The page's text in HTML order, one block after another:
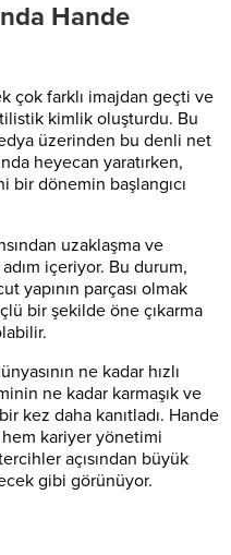
Hande
çok farklı imajdan geçti ve
kimlik oluşturdu. Bu
üzerinden bu denli net
heyecan yaratırken,
dönemin başlangıcı
uzaklaşma ve
içeriyor. Bu durum,
yapının parçası olmak
bir şekilde öne çıkarma
ne kadar hızlı
ne kadar karmaşık ve
kez daha kanıtladı. Hande
hem kariyer yönetimi
açısından büyük
gibi görünüyor.